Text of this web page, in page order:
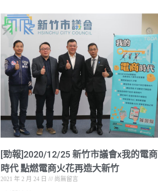
[勁報]2020/12/25 新竹市議會x我的電商
時代 點燃電商火花再造大新竹
2021 年 2 月 24 日 尚無留言